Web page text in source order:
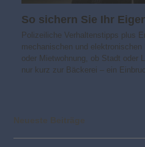
So sichern Sie Ihr
Polizeiliche Verhaltenstipps plus
mechanischen und
oder Mietwohnung, ob Stadt oder
nur kurz zur Bäckerei – ein